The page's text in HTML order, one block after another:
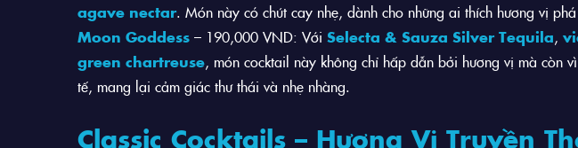
agave nectar. Món này có chút cay nhẹ, dành cho những ai thích hương vị
Moon Goddess – 190,000 VND: Với Selecta & Sauza Silver Tequila,
green chartreuse, món cocktail này không chỉ hấp dẫn bởi hương vị mà còn
tế, mang lại cảm giác thư thái và nhẹ nhàng.
Classic Cocktails – Hương Vị Truyền